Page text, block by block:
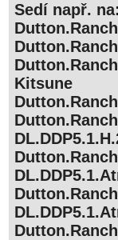
Sedí např. na:
Kitsune